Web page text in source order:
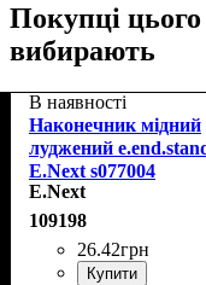
Покупці
вибирають
В наявності
Наконечник мідний
луджений
E.Next s077004
E.Next
109198
26.42грн
Купити